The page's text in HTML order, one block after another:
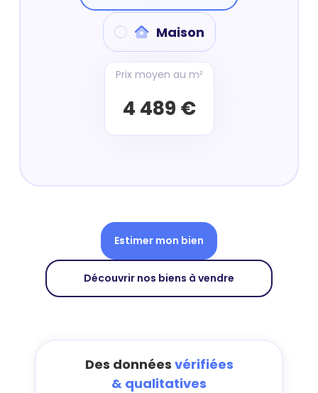
Maison
Prix moyen au m²
4 489 €
Estimer mon bien
Découvrir nos biens à vendre
Des données vérifiées
& qualitatives